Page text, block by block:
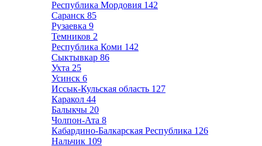
Республика Мордовия 142
Саранск 85
Рузаевка 9
Темников 2
Республика Коми 142
Сыктывкар 86
Ухта 25
Усинск 6
Иссык-Кульская область 127
Каракол 44
Балыкчы 20
Чолпон-Ата 8
Кабардино-Балкарская Республика 126
Нальчик 109